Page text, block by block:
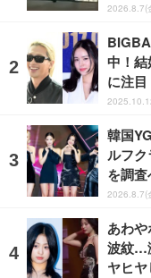
2026.8.7(
中！結
に注目
韓国
ルフ
を調査
2026.8.7(
あわ
波紋…
ヤヒヤ